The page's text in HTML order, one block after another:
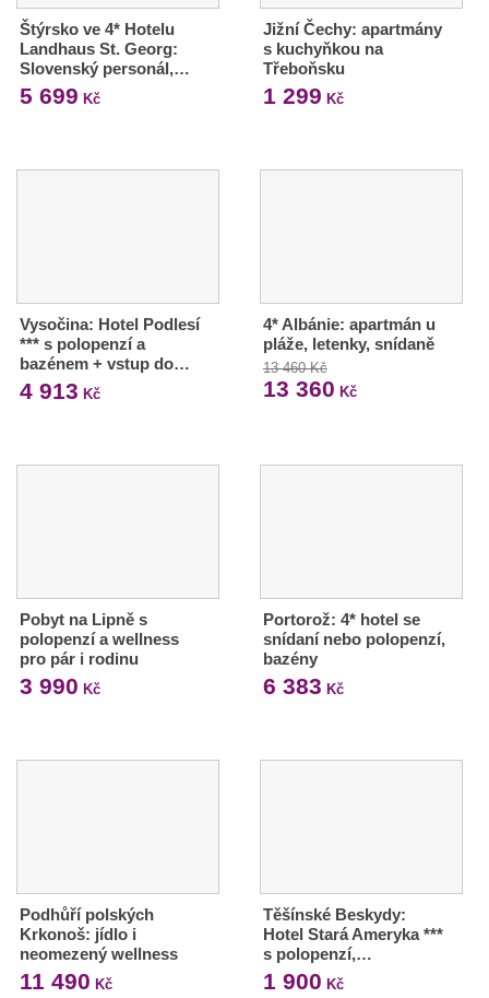
Štýrsko ve 4* Hotelu
Landhaus St. Georg:
Slovenský personál,…
5 699 Kč
Jižní Čechy: apartmány
s kuchyňkou na
Třeboňsku
1 299 Kč
Vysočina: Hotel Podlesí
*** s polopenzí a
bazénem + vstup do…
4 913 Kč
4* Albánie: apartmán u
pláže, letenky, snídaně
13 460 Kč
13 360 Kč
Pobyt na Lipně s
polopenzí a wellness
pro pár i rodinu
3 990 Kč
Portorož: 4* hotel se
snídaní nebo polopenzí,
bazény
6 383 Kč
Podhůří polských
Krkonoš: jídlo i
neomezený wellness
11 490 Kč
Těšínské Beskydy:
Hotel Stará Ameryka ***
s polopenzí,…
1 900 Kč